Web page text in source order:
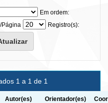
Em ordem:
Página
Registro(s):
1 a 1 de 1
Autor(es) Orientador(es)